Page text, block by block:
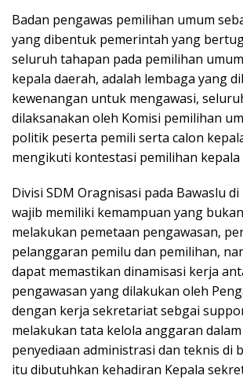
Badan pengawas pemilihan umum
yang dibentuk pemerintah yang
seluruh tahapan pada pemilihan
kepala daerah, adalah lembaga yang
kewenangan untuk mengawasi,
dilaksanakan oleh Komisi pemilihan
politik peserta pemili serta calon
mengikuti kontestasi pemilihan kepala
Divisi SDM Oragnisasi pada Bawaslu
wajib memiliki kemampuan yang
melakukan pemetaan pengawasan,
pelanggaran pemilu dan pemilihan,
dapat memastikan dinamisasi kerja
pengawasan yang dilakukan oleh
dengan kerja sekretariat sebgai
melakukan tata kelola anggaran
penyediaan administrasi dan teknis di
itu dibutuhkan kehadiran Kepala